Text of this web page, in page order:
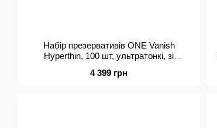
Набір презервативів ONE Vanish
Hyperthin, 100 шт, ультратонкі, зі
4 399 грн